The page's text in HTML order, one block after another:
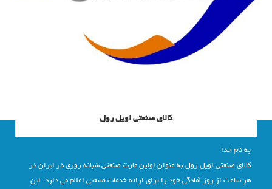
کالای صنعتی اویل رول
به نام خدا
کالای صنعتی اویل رول به عنوان اولین مارت صنعتی شبانه روزی در ایران در
هر ساعت از روز آمادگی خود را برای ارائه خدمات صنعتی اعلام می دارد. این